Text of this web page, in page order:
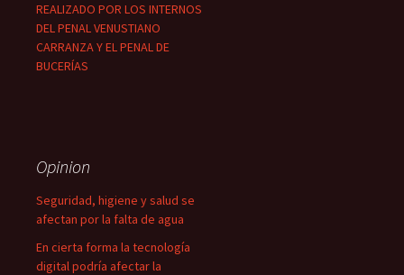
REALIZADO POR LOS INTERNOS
DEL PENAL VENUSTIANO
CARRANZA Y EL PENAL DE
BUCERÍAS
Opinion
Seguridad, higiene y salud se
afectan por la falta de agua
En cierta forma la tecnología
digital podría afectar la